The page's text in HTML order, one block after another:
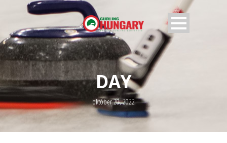
DAY
október 20, 2022